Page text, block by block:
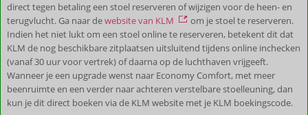
direct tegen betaling een stoel reserveren of wijzigen voor de heen- en
terugvlucht. Ga naar dewebsite van KLM
om je stoel te reserveren.
Indien het niet lukt om een stoel online te reserveren, betekent dit dat
KLM de nog beschikbare zitplaatsen uitsluitend tijdens online inchecken
(vanaf 30 uur voor vertrek) of daarna op de luchthaven vrijgeeft.
Wanneer je een upgrade wenst naar Economy Comfort, met meer
beenruimte en een verder naar achteren verstelbare stoelleuning, dan
kun je dit direct boeken via de KLM website met je KLM boekingscode.